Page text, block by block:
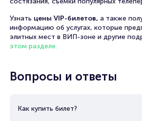
Узнать цены VIP-билетов, а также
информацию об услугах, которые
элитных мест в ВИП-зоне и другие
этом разделе.
Вопросы и ответы
Как купить билет?